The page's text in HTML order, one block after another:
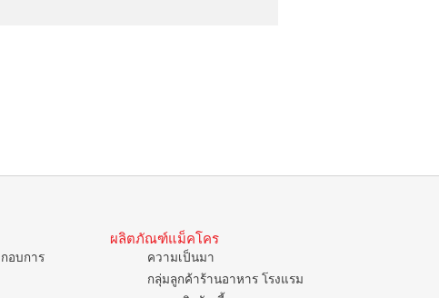
อบการ
ผลิตภัณฑ์แม็คโคร
ความเป็นมา
กลุ่มลูกค้าร้านอาหาร โรงแรม